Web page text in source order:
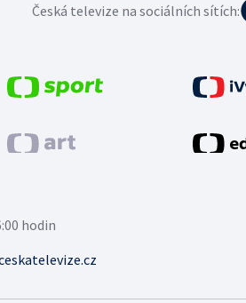
Česká televize na sociálních sítích:
hodin